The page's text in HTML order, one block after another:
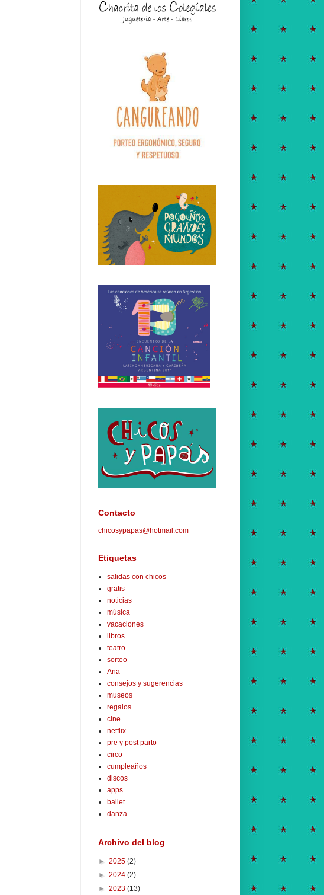
Contacto
chicosypapas@hotmail.com
Etiquetas
salidas con chicos
gratis
noticias
música
vacaciones
libros
teatro
sorteo
Ana
consejos y sugerencias
museos
regalos
cine
netflix
pre y post parto
circo
cumpleaños
discos
apps
ballet
danza
Archivo del blog
► 2025 (2)
► 2024 (2)
► 2023 (13)